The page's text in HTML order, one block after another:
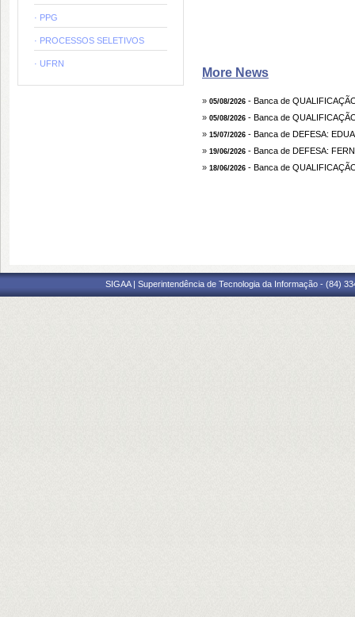
· PPG
· PROCESSOS SELETIVOS
· UFRN
More News
» 05/08/2026 - Banca de
» 05/08/2026 - Banca de
» 15/07/2026 - Banca de DEFESA:
» 19/06/2026 - Banca de DEFESA:
» 18/06/2026 - Banca de
SIGAA | Superintendência de Tecnologia da Informação - (84)